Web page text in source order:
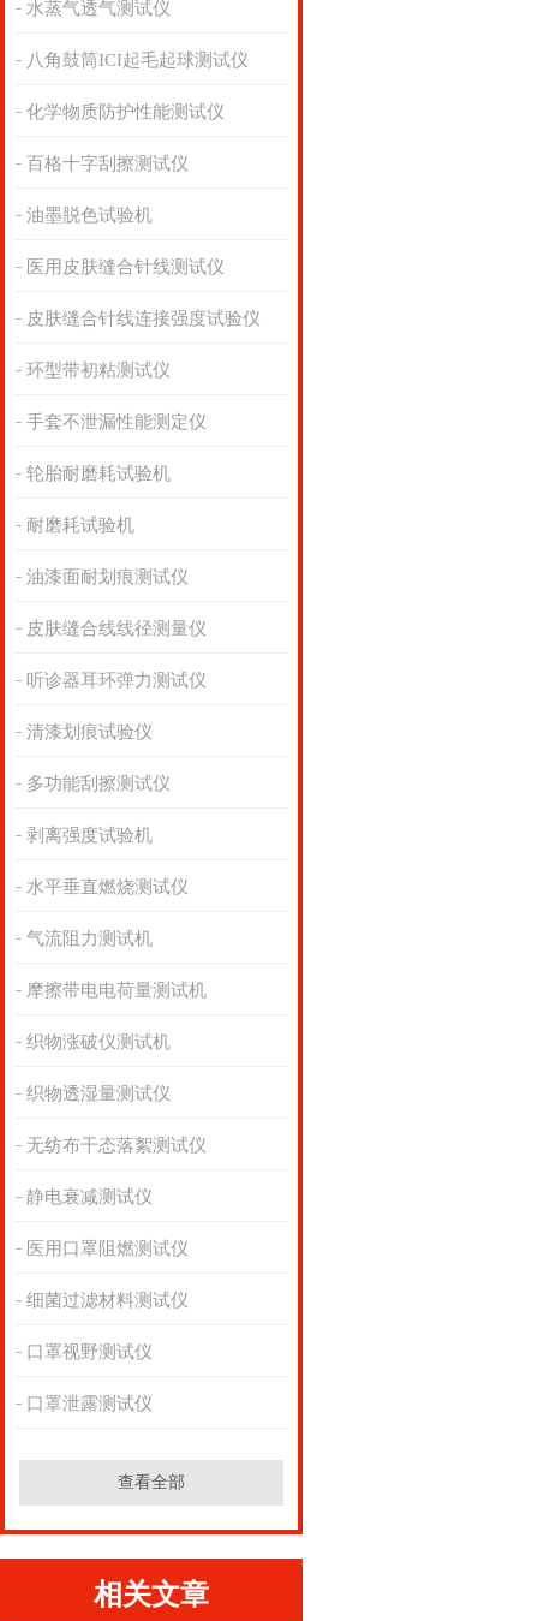
水蒸气透气测试仪
八角鼓筒ICI起毛起球测试仪
化学物质防护性能测试仪
百格十字刮擦测试仪
油墨脱色试验机
医用皮肤缝合针线测试仪
皮肤缝合针线连接强度试验仪
环型带初粘测试仪
手套不泄漏性能测定仪
轮胎耐磨耗试验机
耐磨耗试验机
油漆面耐划痕测试仪
皮肤缝合线线径测量仪
听诊器耳环弹力测试仪
清漆划痕试验仪
多功能刮擦测试仪
剥离强度试验机
水平垂直燃烧测试仪
气流阻力测试机
摩擦带电电荷量测试机
织物涨破仪测试机
织物透湿量测试仪
无纺布干态落絮测试仪
静电衰减测试仪
医用口罩阻燃测试仪
细菌过滤材料测试仪
口罩视野测试仪
口罩泄露测试仪
查看全部
相关文章